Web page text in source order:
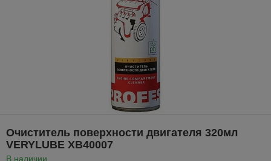
Очиститель поверхности двигателя 320мл
VERYLUBE XB40007
В наличии